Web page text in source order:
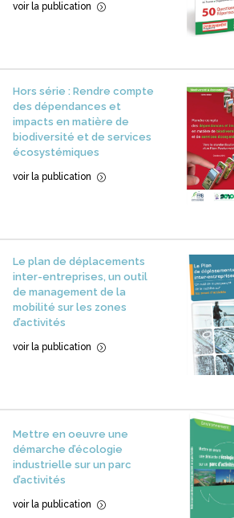
voir la publication =
Hors série : Rendre compte
des dépendances et
impacts en matière de
biodiversité et de services
écosystémiques
voir la publication =
Le plan de déplacements
inter-entreprises, un outil
de management de la
mobilité sur les zones
d’activités
voir la publication =
Mettre en oeuvre une
démarche d’écologie
industrielle sur un parc
d’activités
voir la publication =